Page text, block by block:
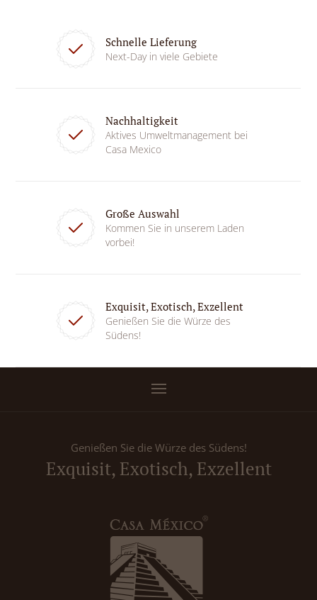
Schnelle Lieferung
Next-Day in viele Gebiete
Nachhaltigkeit
Aktives Umweltmanagement bei
Casa Mexico
Große Auswahl
Kommen Sie in unserem Laden
vorbei!
Exquisit, Exotisch, Exzellent
Genießen Sie die Würze des
Südens!
Genießen Sie die Würze des Südens!
Exquisit, Exotisch, Exzellent